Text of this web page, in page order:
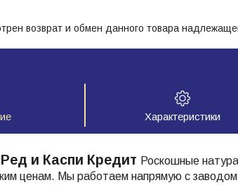
возврат и обмен данного товара
Характеристики
и Каспи Кредит Роскошные
ценам. Мы работаем напрямую с